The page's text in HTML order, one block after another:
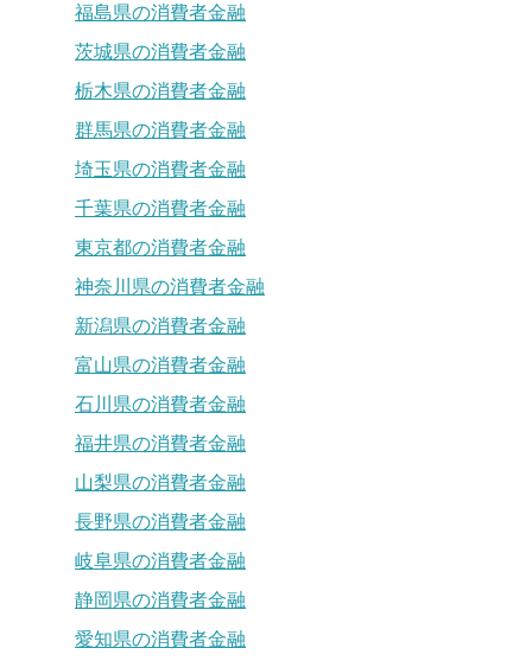
福島県の消費者金融
茨城県の消費者金融
栃木県の消費者金融
群馬県の消費者金融
埼玉県の消費者金融
千葉県の消費者金融
東京都の消費者金融
神奈川県の消費者金融
新潟県の消費者金融
富山県の消費者金融
石川県の消費者金融
福井県の消費者金融
山梨県の消費者金融
長野県の消費者金融
岐阜県の消費者金融
静岡県の消費者金融
愛知県の消費者金融